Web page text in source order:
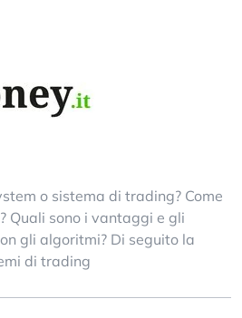
o sistema di trading? Come
Quali sono i vantaggi e gli
gli algoritmi? Di seguito la
di trading